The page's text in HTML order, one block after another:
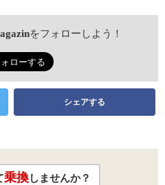
をフォローしよう！
シェアする
乗換しませんか？